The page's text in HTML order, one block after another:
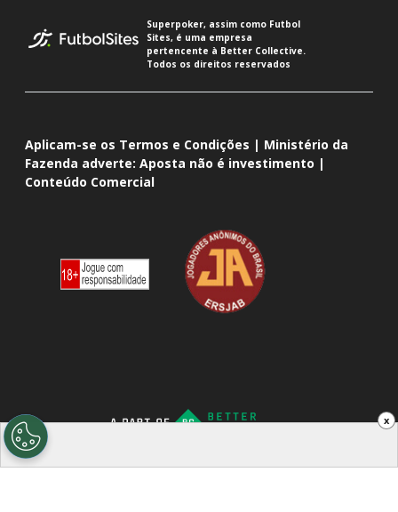
x
Superpoker, assim como Futbol
Sites, é uma empresa
pertencente à Better Collective.
Todos os direitos reservados
Aplicam-se os Termos e Condições | Ministério da
Fazenda adverte: Aposta não é investimento |
Conteúdo Comercial